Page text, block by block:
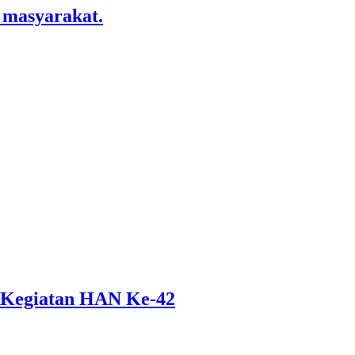
HAN Ke-42